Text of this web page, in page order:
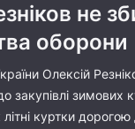
не
оборони
Олексій
закупівлі зимових
літні куртки